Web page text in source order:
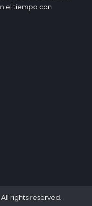
el tiempo con
rights reserved.